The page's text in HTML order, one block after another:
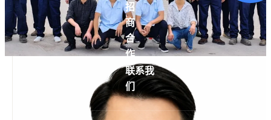
招
商
合
作
联系我
们